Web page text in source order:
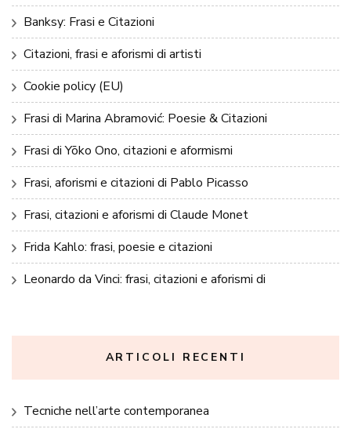
Banksy: Frasi e Citazioni
Citazioni, frasi e aforismi di artisti
Cookie policy (EU)
Frasi di Marina Abramović: Poesie & Citazioni
Frasi di Yōko Ono, citazioni e aformismi
Frasi, aforismi e citazioni di Pablo Picasso
Frasi, citazioni e aforismi di Claude Monet
Frida Kahlo: frasi, poesie e citazioni
Leonardo da Vinci: frasi, citazioni e aforismi di
ARTICOLI RECENTI
Tecniche nell’arte contemporanea